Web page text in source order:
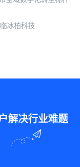
冰柏科技
解决行业难题